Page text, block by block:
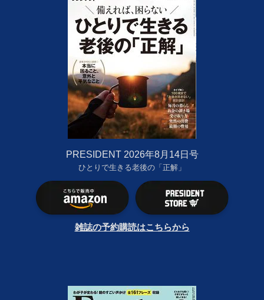
PRESIDENT 2026年8月14日号
ひとりで生きる老後の「正解」
雑誌の予約購読はこちらから